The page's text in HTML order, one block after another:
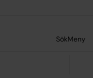
SökMeny